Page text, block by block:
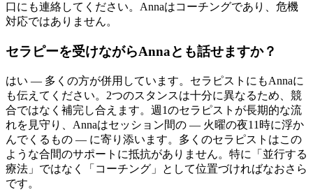
口にも連絡してください。Annaはコーチングであり、危機
対応ではありません。
セラピーを受けながらAnnaとも話せますか？
はい — 多くの方が併用しています。セラピストにもAnnaに
も伝えてください。2つのスタンスは十分に異なるため、競
合ではなく補完し合えます。週1のセラピストが長期的な流
れを見守り、Annaはセッション間の — 火曜の夜11時に浮か
んでくるもの — に寄り添います。多くのセラピストはこの
ような合間のサポートに抵抗がありません。特に「並行する
療法」ではなく「コーチング」として位置づければなおさら
です。